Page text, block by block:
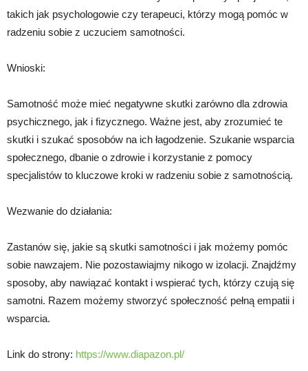
takich jak psychologowie czy terapeuci, którzy mogą pomóc w
radzeniu sobie z uczuciem samotności.
Wnioski:
Samotność może mieć negatywne skutki zarówno dla zdrowia
psychicznego, jak i fizycznego. Ważne jest, aby zrozumieć te
skutki i szukać sposobów na ich łagodzenie. Szukanie wsparcia
społecznego, dbanie o zdrowie i korzystanie z pomocy
specjalistów to kluczowe kroki w radzeniu sobie z samotnością.
Wezwanie do działania:
Zastanów się, jakie są skutki samotności i jak możemy pomóc
sobie nawzajem. Nie pozostawiajmy nikogo w izolacji. Znajdźmy
sposoby, aby nawiązać kontakt i wspierać tych, którzy czują się
samotni. Razem możemy stworzyć społeczność pełną empatii i
wsparcia.
Link do strony: https://www.diapazon.pl/